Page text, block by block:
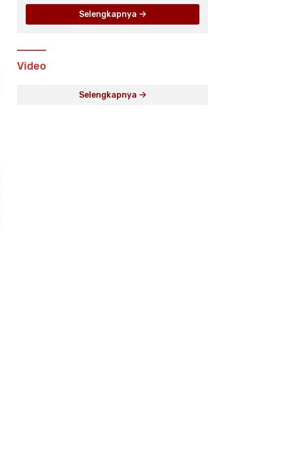
Dukung Abang None
Selengkapnya
Video
Selengkapnya